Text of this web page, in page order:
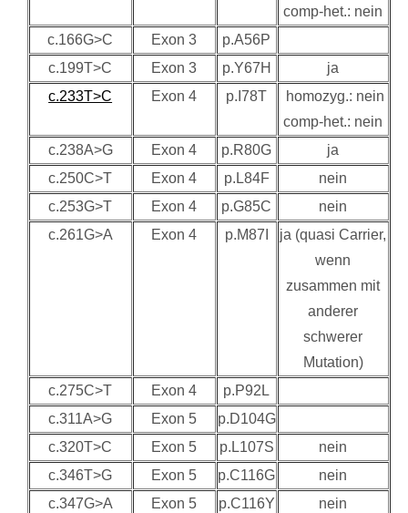
comp-het.: nein
c.166G>C
Exon 3
p.A56P
c.199T>C
Exon 3 p.Y67H
ja
c.233T>C
Exon 4 p.I78T
homozyg.: nein
comp-het.: nein
c.238A>G
Exon 4 p.R80G
ja
c.250C>T
Exon 4 p.L84F
nein
c.253G>T
Exon 4 p.G85C
nein
c.261G>A
Exon 4 p.M87I
ja (quasi Carrier,
wenn
zusammen mit
anderer
schwerer
Mutation)
c.275C>T
Exon 4
p.P92L
c.311A>G
Exon 5
p.D104G
c.320T>C
Exon 5 p.L107S
nein
c.346T>G
Exon 5 p.C116G
nein
c.347G>A
Exon 5 p.C116Y
nein